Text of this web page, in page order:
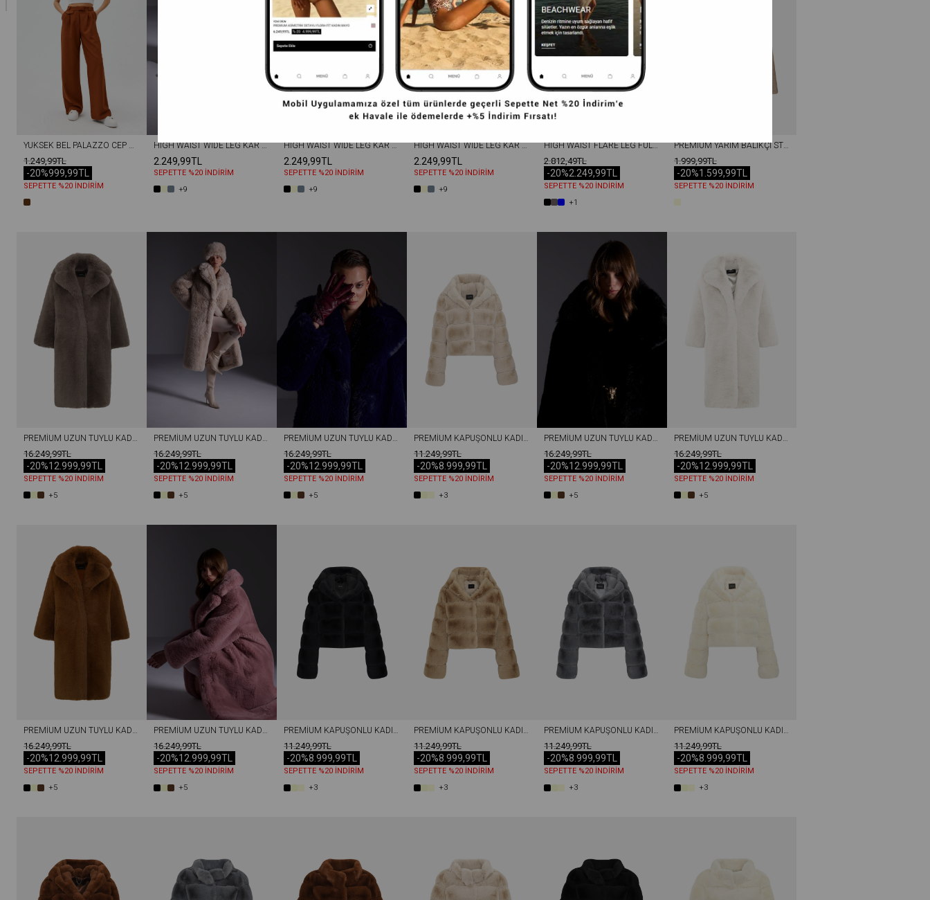
1.249,99TL
999,99TL
-20%
SEPETTE %20 İNDİRİM
HIGH WAIST WIDE LEG KAR YIKAMA GENIŞ PAÇA DIKIŞSIZ JEAN BEJ
2.249,99TL
SEPETTE %20 İNDİRİM
+9
HIGH WAIST WIDE LEG KAR YIKAMA GENIŞ PAÇA DIKIŞSIZ JEAN AÇIK GRI
2.249,99TL
SEPETTE %20 İNDİRİM
+9
HIGH WAIST WIDE LEG KAR YIKAMA GENIŞ PAÇA DIKIŞSIZ JEAN KAHVERENGI
2.249,99TL
SEPETTE %20 İNDİRİM
+9
HIGH WAIST FLARE LEG FULL LENGTH STRETCH JEAN ACI KAHVERENGI
2.812,49TL
2.249,99TL
-20%
SEPETTE %20 İNDİRİM
+1
PREMIUM YARIM BALIKÇI STRAZ TAŞLI KADIN TRIKO KAZAK BEJ
1.999,99TL
1.599,99TL
-20%
SEPETTE %20 İNDİRİM
16.249,99TL
12.999,99TL
-20%
SEPETTE %20 İNDİRİM
+5
16.249,99TL
12.999,99TL
-20%
SEPETTE %20 İNDİRİM
+5
16.249,99TL
12.999,99TL
-20%
SEPETTE %20 İNDİRİM
+5
11.249,99TL
8.999,99TL
-20%
SEPETTE %20 İNDİRİM
+3
16.249,99TL
12.999,99TL
-20%
SEPETTE %20 İNDİRİM
+5
16.249,99TL
12.999,99TL
-20%
SEPETTE %20 İNDİRİM
+5
PREMIUM UZUN TÜYLÜ KADIN REX SUNI KÜRK KABAN KAHVERENGI
16.249,99TL
12.999,99TL
-20%
SEPETTE %20 İNDİRİM
+5
PREMIUM UZUN TÜYLÜ KADIN REX SUNI KÜRK KABAN PUDRA
16.249,99TL
12.999,99TL
-20%
SEPETTE %20 İNDİRİM
+5
PREMIUM KAPÜŞONLU KADIN REX SUNI KÜRK CEKET SIYAH
11.249,99TL
8.999,99TL
-20%
SEPETTE %20 İNDİRİM
+3
PREMIUM KAPÜŞONLU KADIN REX SUNI KÜRK CEKET BEJ
11.249,99TL
8.999,99TL
-20%
SEPETTE %20 İNDİRİM
+3
PREMIUM KAPÜŞONLU KADIN REX SUNI KÜRK CEKET GRI
11.249,99TL
8.999,99TL
-20%
SEPETTE %20 İNDİRİM
+3
PREMIUM KAPÜŞONLU KADIN REX SUNI KÜRK CEKET EKRU
11.249,99TL
8.999,99TL
-20%
SEPETTE %20 İNDİRİM
+3